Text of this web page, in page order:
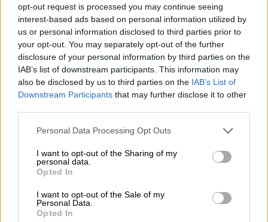
opt-out request is processed you may continue seeing
interest-based ads based on personal information utilized by
us or personal information disclosed to third parties prior to
your opt-out. You may separately opt-out of the further
disclosure of your personal information by third parties on the
IAB’s list of downstream participants. This information may
also be disclosed by us to third parties on the IAB’s List of
Downstream Participants that may further disclose it to other
Personal Data Processing Opt Outs
I want to opt-out of the Sharing of my
personal data.
Opted In
I want to opt-out of the Sale of my
Personal Data.
Opted In
ΣΧΕΤΙΚΆ TAGS
Νέα Έρευνα της IWG τεχνητή νοημοσύνη
Νευροεμφυτεύματα